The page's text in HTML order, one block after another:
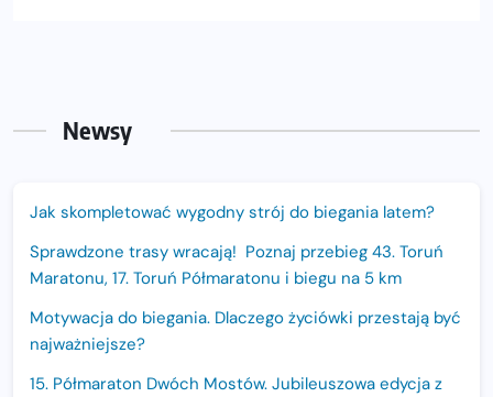
Newsy
Jak skompletować wygodny strój do biegania latem?
Sprawdzone trasy wracają! Poznaj przebieg 43. Toruń
Maratonu, 17. Toruń Półmaratonu i biegu na 5 km
Motywacja do biegania. Dlaczego życiówki przestają być
najważniejsze?
15. Półmaraton Dwóch Mostów. Jubileuszowa edycja z